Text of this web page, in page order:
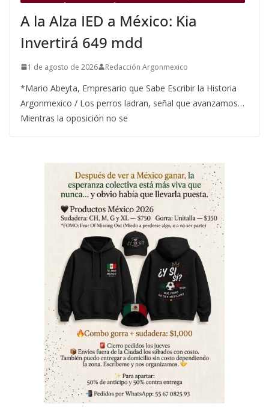
A la Alza IED a México: Kia
Invertirá 649 mdd
1 de agosto de 2026 Redacción Argonmexico
*Mario Abeyta, Empresario que Sabe Escribir la Historia
Argonmexico / Los perros ladran, señal que avanzamos…
Mientras la oposición no se